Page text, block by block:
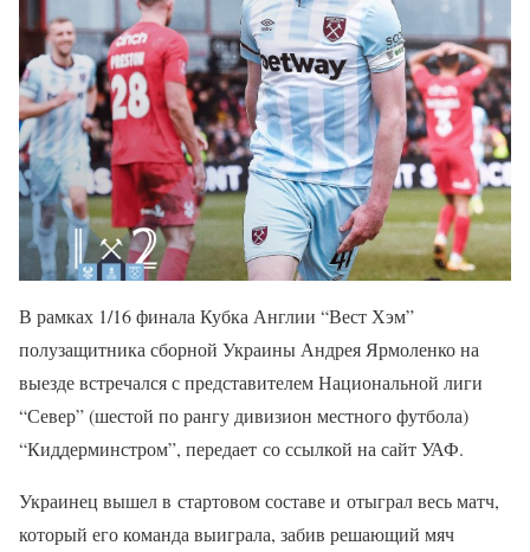
В рамках 1/16 финала Кубка Англии “Вест Хэм”
полузащитника сборной Украины Андрея Ярмоленко на
выезде встречался с представителем Национальной лиги
“Север” (шестой по рангу дивизион местного футбола)
“Киддерминстром”, передает со ссылкой на сайт УАФ.
Украинец вышел в стартовом составе и отыграл весь матч,
который его команда выиграла, забив решающий мяч